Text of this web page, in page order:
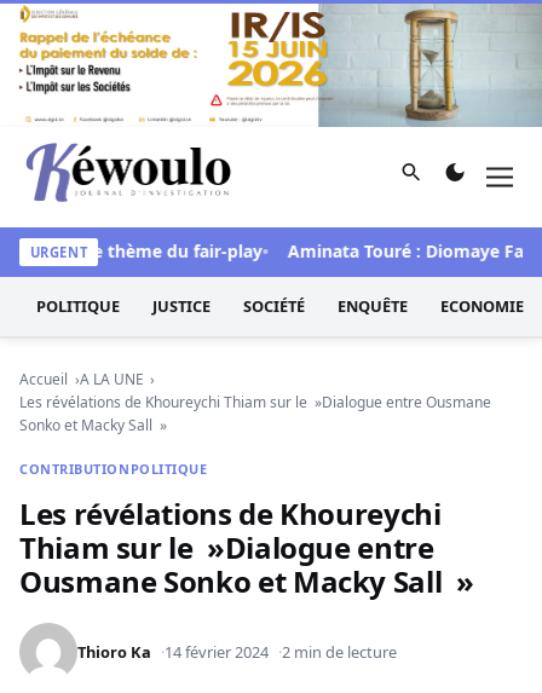
Aller au contenu
Kéwoulo, le premier site d'information et d'investigation
Rechercher
URGENT
sous le thème du fair-play Aminata Touré : Diomaye Faye
POLITIQUE JUSTICE SOCIÉTÉ ENQUÊTE ECONOMIE
Accueil
A LA UNE
Les révélations de Khoureychi Thiam sur le »Dialogue entre Ousmane
Sonko et Macky Sall »
CONTRIBUTION POLITIQUE
Les révélations de Khoureychi
Thiam sur le »Dialogue entre
Ousmane Sonko et Macky Sall »
Thioro Ka 14 février 2024 2 min de lecture